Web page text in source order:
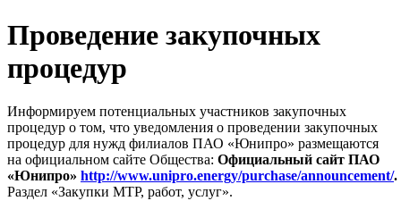
Проведение закупочных
процедур
Информируем потенциальных участников закупочных
процедур о том, что уведомления о проведении закупочных
процедур для нужд филиалов ПАО «Юнипро» размещаются
на официальном сайте Общества: Официальный сайт ПАО
«Юнипро» http://www.unipro.energy/purchase/announcement/.
Раздел «Закупки МТР, работ, услуг».